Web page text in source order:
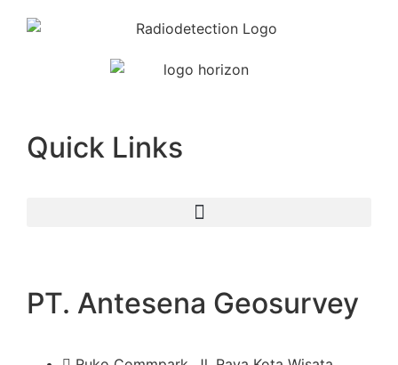
Quick Links
PT. Antesena Geosurvey